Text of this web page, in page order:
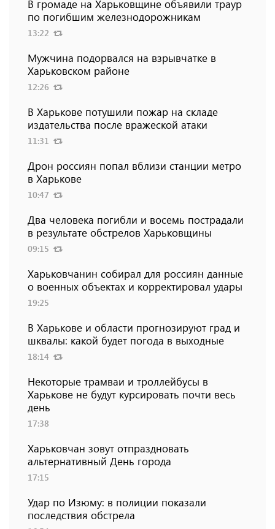
В громаде на Харьковщине объявили траур
по погибшим железнодорожникам
13:22
Мужчина подорвался на взрывчатке в
Харьковском районе
12:26
В Харькове потушили пожар на складе
издательства после вражеской атаки
11:31
Дрон россиян попал вблизи станции метро
в Харькове
10:47
Два человека погибли и восемь пострадали
в результате обстрелов Харьковщины
09:15
Харьковчанин собирал для россиян данные
о военных объектах и ​​корректировал удары
19:25
В Харькове и области прогнозируют град и
шквалы: какой будет погода в выходные
18:14
Некоторые трамваи и троллейбусы в
Харькове не будут курсировать почти весь
день
17:38
Харьковчан зовут отпраздновать
альтернативный День города
17:15
Удар по Изюму: в полиции показали
последствия обстрела